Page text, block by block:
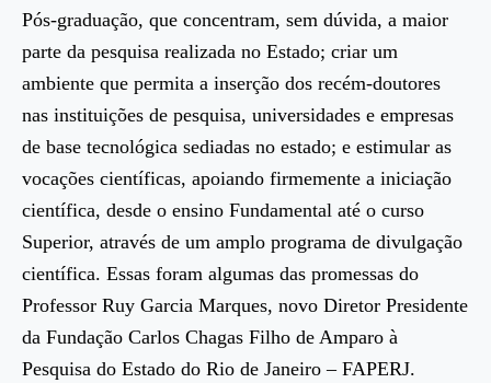
Pós-graduação, que concentram, sem dúvida, a maior
parte da pesquisa realizada no Estado; criar um
ambiente que permita a inserção dos recém-doutores
nas instituições de pesquisa, universidades e empresas
de base tecnológica sediadas no estado; e estimular as
vocações científicas, apoiando firmemente a iniciação
científica, desde o ensino Fundamental até o curso
Superior, através de um amplo programa de divulgação
científica. Essas foram algumas das promessas do
Professor Ruy Garcia Marques, novo Diretor Presidente
da Fundação Carlos Chagas Filho de Amparo à
Pesquisa do Estado do Rio de Janeiro – FAPERJ.